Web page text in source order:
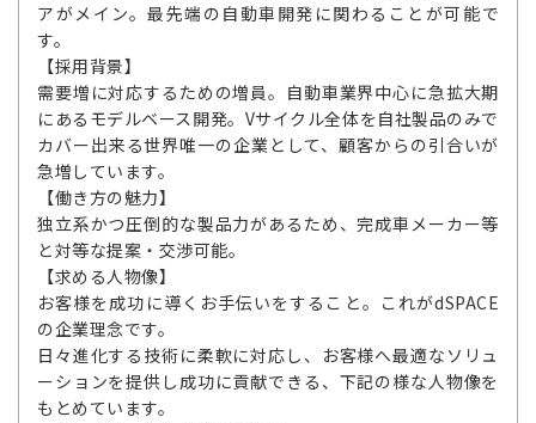
アがメイン。最先端の自動車開発に関わることが可能で
す。
【採用背景】
需要増に対応するための増員。自動車業界中心に急拡大期
にあるモデルベース開発。Vサイクル全体を自社製品のみで
カバー出来る世界唯一の企業として、顧客からの引合いが
急増しています。
【働き方の魅力】
独立系かつ圧倒的な製品力があるため、完成車メーカー等
と対等な提案・交渉可能。
【求める人物像】
お客様を成功に導くお手伝いをすること。これがdSPACE
の企業理念です。
日々進化する技術に柔軟に対応し、お客様へ最適なソリュ
ーションを提供し成功に貢献できる、下記の様な人物像を
もとめています。